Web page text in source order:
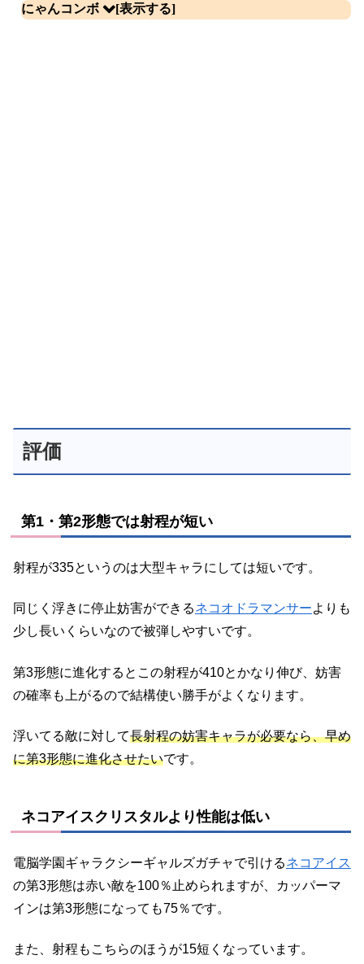
にゃんコンボ
評価
第1・第2形態では射程が短い
射程が335というのは大型キャラにしては短いです。
同じく浮きに停止妨害ができるネコオドラマンサーよりも
少し長いくらいなので被弾しやすいです。
第3形態に進化するとこの射程が410とかなり伸び、妨害
の確率も上がるので結構使い勝手がよくなります。
浮いてる敵に対して長射程の妨害キャラが必要なら、早め
に第3形態に進化させたいです。
ネコアイスクリスタルより性能は低い
電脳学園ギャラクシーギャルズガチャで引けるネコアイス
の第3形態は赤い敵を100％止められますが、カッパーマ
インは第3形態になっても75％です。
また、射程もこちらのほうが15短くなっています。